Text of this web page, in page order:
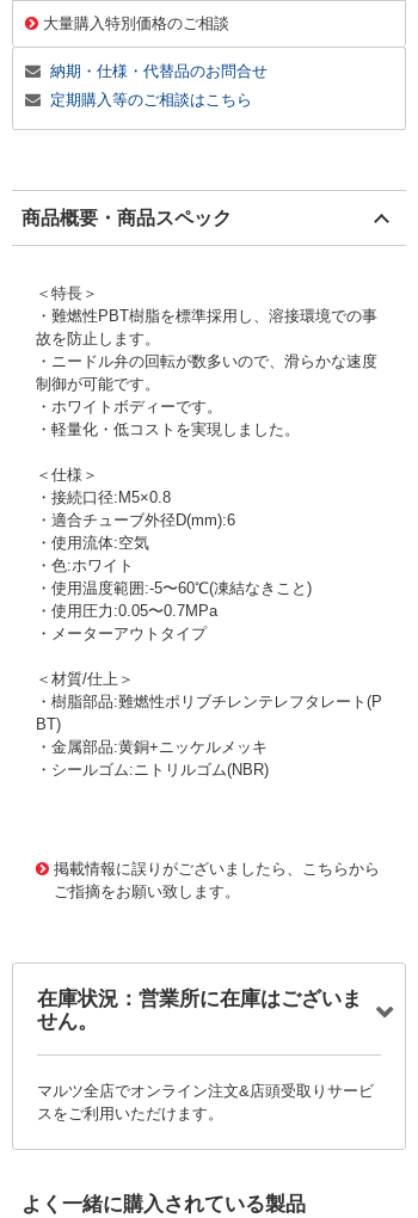
大量購入特別価格のご相談
納期・仕様・代替品のお問合せ
定期購入等のご相談はこちら
商品概要・商品スペック
＜特長＞
・難燃性PBT樹脂を標準採用し、溶接環境での事
故を防止します。
・ニードル弁の回転が数多いので、滑らかな速度
制御が可能です。
・ホワイトボディーです。
・軽量化・低コストを実現しました。
＜仕様＞
・接続口径:M5×0.8
・適合チューブ外径D(mm):6
・使用流体:空気
・色:ホワイト
・使用温度範囲:-5〜60℃(凍結なきこと)
・使用圧力:0.05〜0.7MPa
・メーターアウトタイプ
＜材質/仕上＞
・樹脂部品:難燃性ポリブチレンテレフタレート(P
BT)
・金属部品:黄銅+ニッケルメッキ
・シールゴム:ニトリルゴム(NBR)
掲載情報に誤りがございましたら、こちらから
ご指摘をお願い致します。
在庫状況：営業所に在庫はございま
せん。
マルツ全店でオンライン注文&店頭受取りサービ
スをご利用いただけます。
よく一緒に購入されている製品